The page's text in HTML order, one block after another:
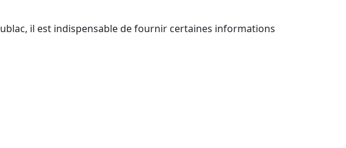
il est indispensable de fournir certaines informations